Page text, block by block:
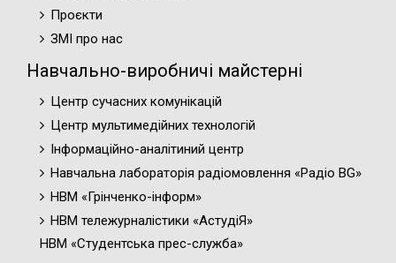
Проєкти
ЗМІ про нас
Навчально-виробничі майстерні
Центр сучасних комунікацій
Центр мультимедійних технологій
Інформаційно-аналітиний центр
Навчальна лабораторія радіомовлення «Радіо BG»
НВМ «Грінченко-інформ»
НВМ тележурналістики «АстудіЯ»
НВМ «Студентська прес-служба»